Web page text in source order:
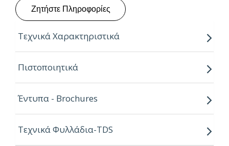
Ζητήστε Πληροφορίες
Τεχνικά Χαρακτηριστικά
Παραγόμενο μήκος:
Παραγόμενο πλάτος:2.07m
Πάχος: 8,16,18,25mm
Πιστοποιητικά
Έντυπα - Brochures
Τεχνικά Φυλλάδια-TDS